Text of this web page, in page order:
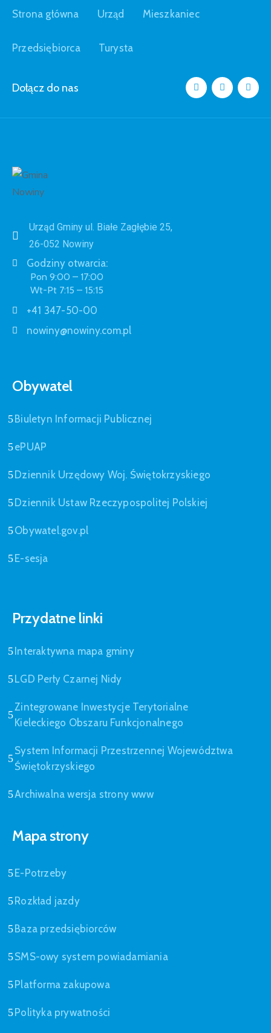
Strona główna Urząd Mieszkaniec
Przedsiębiorca Turysta
Dołącz do nas
Urząd Gminy ul. Białe Zagłębie 25,
26-052 Nowiny
Godziny otwarcia:
Pon 9:00 – 17:00
Wt-Pt 7:15 – 15:15
+41 347-50-00
nowiny@nowiny.com.pl
Obywatel
Biuletyn Informacji Publicznej
ePUAP
Dziennik Urzędowy Woj. Świętokrzyskiego
Dziennik Ustaw Rzeczypospolitej Polskiej
Obywatel.gov.pl
E-sesja
Przydatne linki
Interaktywna mapa gminy
LGD Perły Czarnej Nidy
Zintegrowane Inwestycje Terytorialne
Kieleckiego Obszaru Funkcjonalnego
System Informacji Przestrzennej Województwa
Świętokrzyskiego
Archiwalna wersja strony www
Mapa strony
E-Potrzeby
Rozkład jazdy
Baza przedsiębiorców
SMS-owy system powiadamiania
Platforma zakupowa
Polityka prywatności